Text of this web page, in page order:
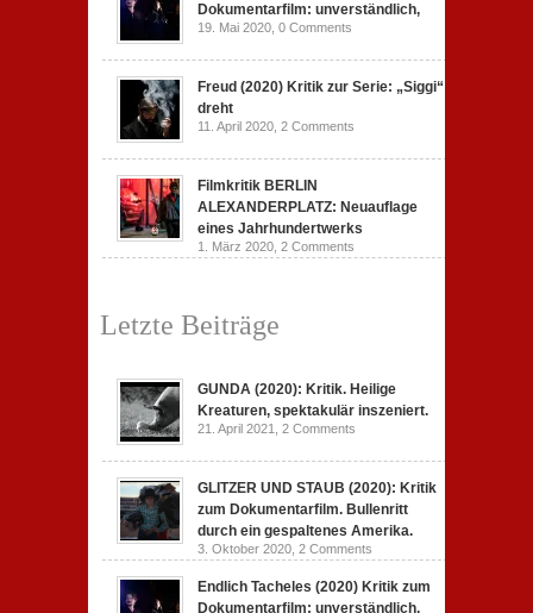
Dokumentarfilm: unverständlich,
19. Mai 2020, 0 Comments
Freud (2020) Kritik zur Serie: „Siggi“
dreht
11. April 2020, 2 Comments
Filmkritik BERLIN
ALEXANDERPLATZ: Neuauflage
eines Jahrhundertwerks
1. März 2020, 2 Comments
Letzte Beiträge
GUNDA (2020): Kritik. Heilige
Kreaturen, spektakulär inszeniert.
21. April 2021, 2 Comments
GLITZER UND STAUB (2020): Kritik
zum Dokumentarfilm. Bullenritt
durch ein gespaltenes Amerika.
3. Oktober 2020, 2 Comments
Endlich Tacheles (2020) Kritik zum
Dokumentarfilm: unverständlich,